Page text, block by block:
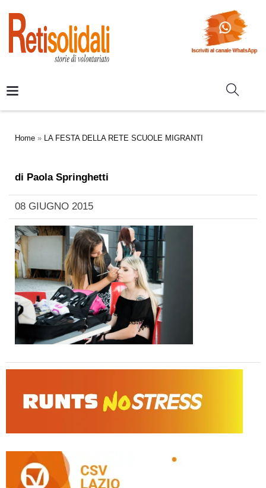
Home » LA FESTA DELLA RETE SCUOLE MIGRANTI
di Paola Springhetti
08 GIUGNO 2015